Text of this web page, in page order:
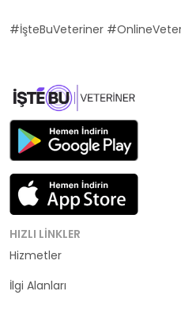
#İşteBuVeteriner
HIZLI LINKLER
Hizmetler
İlgi Alanları